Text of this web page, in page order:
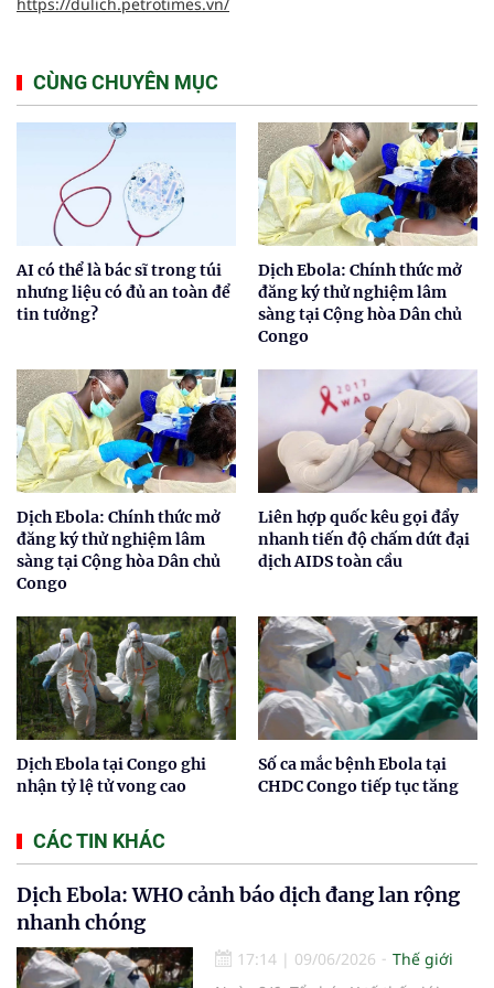
CÙNG CHUYÊN MỤC
AI có thể là bác sĩ trong túi
nhưng liệu có đủ an toàn để
tin tưởng?
Dịch Ebola: Chính thức mở
đăng ký thử nghiệm lâm
sàng tại Cộng hòa Dân chủ
Congo
Dịch Ebola: Chính thức mở
đăng ký thử nghiệm lâm
sàng tại Cộng hòa Dân chủ
Congo
Liên hợp quốc kêu gọi đẩy
nhanh tiến độ chấm dứt đại
dịch AIDS toàn cầu
Dịch Ebola tại Congo ghi
nhận tỷ lệ tử vong cao
Số ca mắc bệnh Ebola tại
CHDC Congo tiếp tục tăng
CÁC TIN KHÁC
Dịch Ebola: WHO cảnh báo dịch đang lan rộng
nhanh chóng
17:14 | 09/06/2026
Thế giới